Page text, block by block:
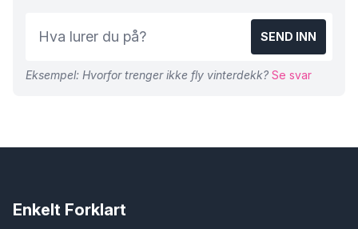
SEND INN
Eksempel: Hvorfor trenger ikke fly vinterdekk? Se svar
Enkelt Forklart